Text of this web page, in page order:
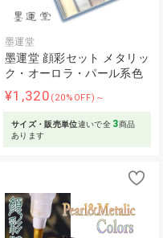
墨運堂
墨運堂 顔彩セット メタリッ
ク・オーロラ・パール系色
¥1,320 (20%OFF)～
サイズ・販売単位違いで全 3商品
あります